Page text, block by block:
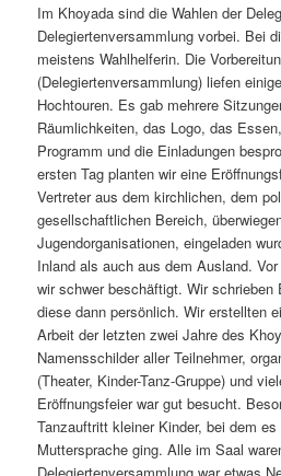
Im Khoyada sind die Wahlen der
Delegiertenversammlung vorbei. Bei
meistens Wahlhelferin. Die
(Delegiertenversammlung) liefen
Hochtouren. Es gab mehrere
Räumlichkeiten, das Logo, das
Programm und die Einladungen
ersten Tag planten wir eine
Vertreter aus dem kirchlichen, dem
gesellschaftlichen Bereich,
Jugendorganisationen, eingeladen
Inland als auch aus dem Ausland.
wir schwer beschäftigt. Wir schrieben
diese dann persönlich. Wir erstellten
Arbeit der letzten zwei Jahre des
Namensschilder aller Teilnehmer,
(Theater, Kinder-Tanz-Gruppe) und
Eröffnungsfeier war gut besucht.
Tanzauftritt kleiner Kinder, bei dem
Muttersprache ging. Alle im Saal
Delegiertenversammlung war etwas